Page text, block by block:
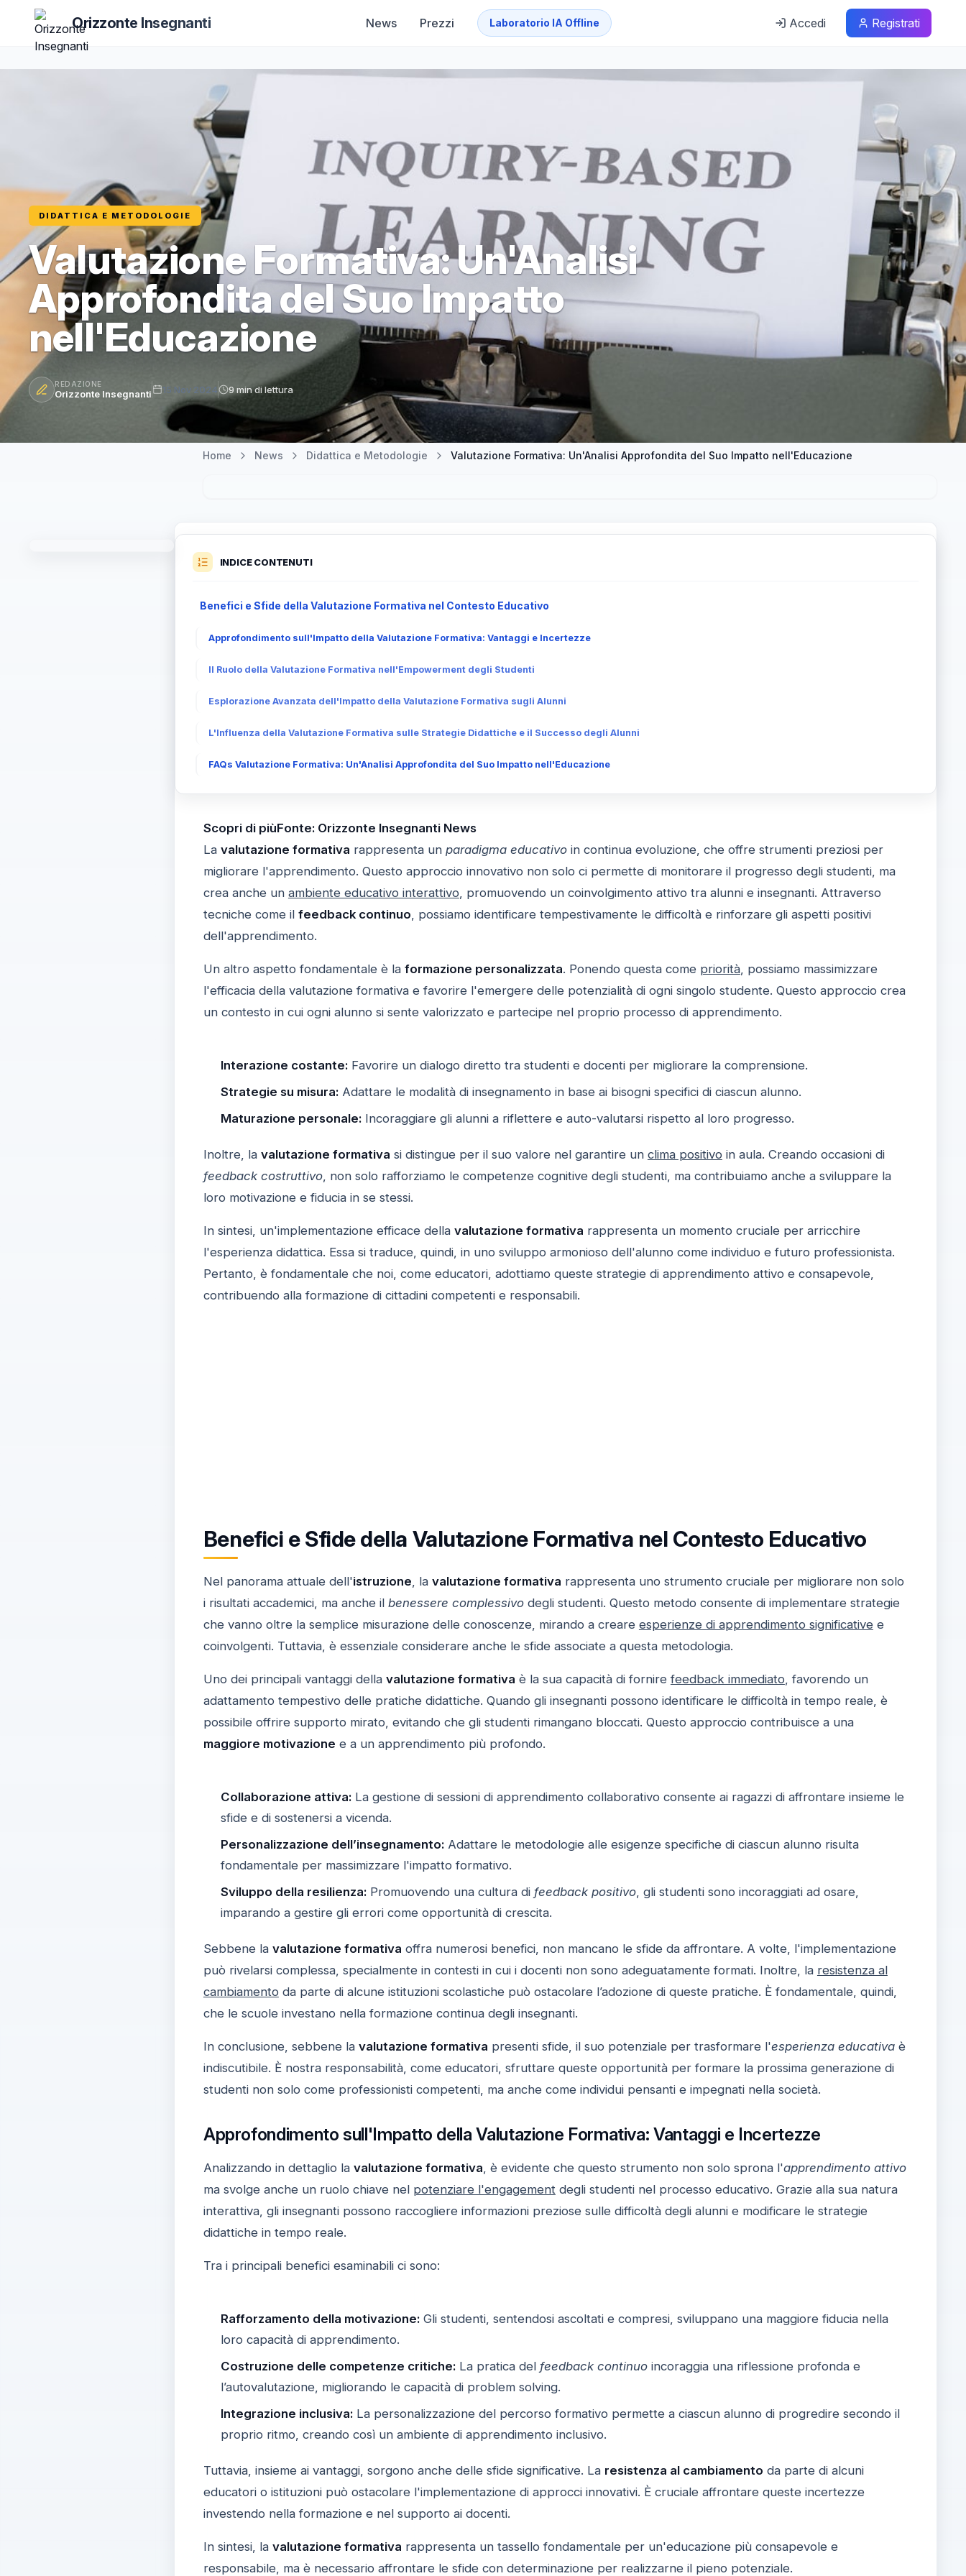
Orizzonte Insegnanti News Prezzi Laboratorio IA Offline Accedi Registrati
DIDATTICA E METODOLOGIE
Valutazione Formativa: Un'Analisi
Approfondita del Suo Impatto
nell'Educazione
REDAZIONE
Orizzonte Insegnanti 15 Nov 2024 9 min di lettura
Home News Didattica e Metodologie Valutazione Formativa: Un'Analisi Approfondita del Suo Impatto nell'Educazione
INDICE CONTENUTI
Benefici e Sfide della Valutazione Formativa nel Contesto Educativo
Approfondimento sull'Impatto della Valutazione Formativa: Vantaggi e Incertezze
Il Ruolo della Valutazione Formativa nell'Empowerment degli Studenti
Esplorazione Avanzata dell'Impatto della Valutazione Formativa sugli Alunni
L'Influenza della Valutazione Formativa sulle Strategie Didattiche e il Successo degli Alunni
FAQs Valutazione Formativa: Un'Analisi Approfondita del Suo Impatto nell'Educazione
Scopri di piùFonte: Orizzonte Insegnanti News
La valutazione formativa rappresenta un paradigma educativoin continua evoluzione, che offre strumenti preziosi per
migliorare l'apprendimento. Questo approccio innovativo non solo ci permette di monitorare il progresso degli studenti, ma
crea anche un ambiente educativo interattivo, promuovendo un coinvolgimento attivo tra alunni e insegnanti. Attraverso
tecniche come il feedback continuo, possiamo identificare tempestivamente le difficoltà e rinforzare gli aspetti positivi
dell'apprendimento.
Un altro aspetto fondamentale è la formazione personalizzata. Ponendo questa come priorità, possiamo massimizzare
l'efficacia della valutazione formativa e favorire l'emergere delle potenzialità di ogni singolo studente. Questo approccio crea
un contesto in cui ogni alunno si sente valorizzato e partecipe nel proprio processo di apprendimento.
Interazione costante:Favorire un dialogo diretto tra studenti e docenti per migliorare la comprensione.
Strategie su misura:Adattare le modalità di insegnamento in base ai bisogni specifici di ciascun alunno.
Maturazione personale:Incoraggiare gli alunni a riflettere e auto-valutarsi rispetto al loro progresso.
Inoltre, la valutazione formativa si distingue per il suo valore nel garantire un clima positivo in aula. Creando occasioni di
feedback costruttivo, non solo rafforziamo le competenze cognitive degli studenti, ma contribuiamo anche a sviluppare la
loro motivazione e fiducia in se stessi.
In sintesi, un'implementazione efficace della valutazione formativa rappresenta un momento cruciale per arricchire
l'esperienza didattica. Essa si traduce, quindi, in uno sviluppo armonioso dell'alunno come individuo e futuro professionista.
Pertanto, è fondamentale che noi, come educatori, adottiamo queste strategie di apprendimento attivo e consapevole,
contribuendo alla formazione di cittadini competenti e responsabili.
Benefici e Sfide della Valutazione Formativa nel Contesto Educativo
Nel panorama attuale dell'istruzione , la valutazione formativa rappresenta uno strumento cruciale per migliorare non solo
i risultati accademici, ma anche il benessere complessivodegli studenti. Questo metodo consente di implementare strategie
che vanno oltre la semplice misurazione delle conoscenze, mirando a creare esperienze di apprendimento significativee
coinvolgenti. Tuttavia, è essenziale considerare anche le sfide associate a questa metodologia.
Uno dei principali vantaggi della valutazione formativa è la sua capacità di fornire feedback immediato , favorendo un
adattamento tempestivo delle pratiche didattiche. Quando gli insegnanti possono identificare le difficoltà in tempo reale, è
possibile offrire supporto mirato, evitando che gli studenti rimangano bloccati. Questo approccio contribuisce a una
maggiore motivazione e a un apprendimento più profondo.
Collaborazione attiva:La gestione di sessioni di apprendimento collaborativo consente ai ragazzi di affrontare insieme le
sfide e di sostenersi a vicenda.
Personalizzazione dell’insegnamento:Adattare le metodologie alle esigenze specifiche di ciascun alunno risulta
fondamentale per massimizzare l'impatto formativo.
Sviluppo della resilienza:Promuovendo una cultura di feedback positivo, gli studenti sono incoraggiati ad osare,
imparando a gestire gli errori come opportunità di crescita.
Sebbene la valutazione formativa offra numerosi benefici, non mancano le sfide da affrontare. A volte, l'implementazione
può rivelarsi complessa, specialmente in contesti in cui i docenti non sono adeguatamente formati. Inoltre, la resistenza al
cambiamento da parte di alcune istituzioni scolastiche può ostacolare l’adozione di queste pratiche. È fondamentale, quindi,
che le scuole investano nella formazione continua degli insegnanti.
In conclusione, sebbene la valutazione formativa presenti sfide, il suo potenziale per trasformare l'esperienza educativaè
indiscutibile. È nostra responsabilità, come educatori, sfruttare queste opportunità per formare la prossima generazione di
studenti non solo come professionisti competenti, ma anche come individui pensanti e impegnati nella società.
Approfondimento sull'Impatto della Valutazione Formativa: Vantaggi e Incertezze
Analizzando in dettaglio la valutazione formativa , è evidente che questo strumento non solo sprona l'apprendimento attivo
ma svolge anche un ruolo chiave nel potenziare l'engagement degli studenti nel processo educativo. Grazie alla sua natura
interattiva, gli insegnanti possono raccogliere informazioni preziose sulle difficoltà degli alunni e modificare le strategie
didattiche in tempo reale.
Tra i principali benefici esaminabili ci sono:
Rafforzamento della motivazione:Gli studenti, sentendosi ascoltati e compresi, sviluppano una maggiore fiducia nella
loro capacità di apprendimento.
Costruzione delle competenze critiche:La pratica del feedback continuoincoraggia una riflessione profonda e
l’autovalutazione, migliorando le capacità di problem solving.
Integrazione inclusiva:La personalizzazione del percorso formativo permette a ciascun alunno di progredire secondo il
proprio ritmo, creando così un ambiente di apprendimento inclusivo.
Tuttavia, insieme ai vantaggi, sorgono anche delle sfide significative. La resistenza al cambiamento da parte di alcuni
educatori o istituzioni può ostacolare l'implementazione di approcci innovativi. È cruciale affrontare queste incertezze
investendo nella formazione e nel supporto ai docenti.
In sintesi, la valutazione formativa rappresenta un tassello fondamentale per un'educazione più consapevole e
responsabile, ma è necessario affrontare le sfide con determinazione per realizzarne il pieno potenziale.